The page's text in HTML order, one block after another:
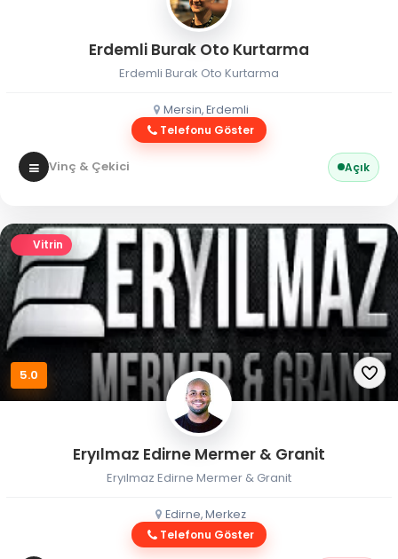
Erdemli Burak Oto Kurtarma
Erdemli Burak Oto Kurtarma
Mersin, Erdemli
Telefonu Göster
Vinç & Çekici Açık
Vitrin
5.0
Eryılmaz Edirne Mermer & Granit
Eryılmaz Edirne Mermer & Granit
Edirne, Merkez
Telefonu Göster